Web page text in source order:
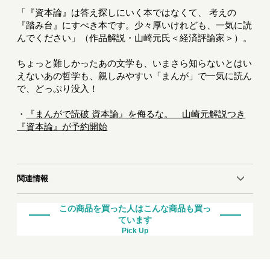
「『資本論』は答え探しにいく本ではなくて、 考えの
『踏み台』にすべき本です。少々厚いけれども、一気に読
んでください」（作品解説・山崎元氏＜経済評論家＞）。
ちょっと難しかったあの文学も、いまさら知らないとはい
えないあの哲学も、親しみやすい「まんが」で一気に読ん
で、どっぷり没入！
・
『まんがで読破 資本論』を侮るな。 山崎元解説つき
『資本論』が予約開始
関連情報
この商品を買った人はこんな商品も買っ
ています
Pick Up